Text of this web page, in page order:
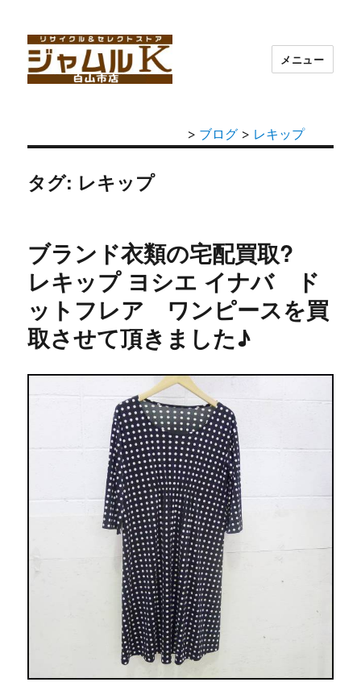
メニュー
> ブログ > レキップ
タグ: レキップ
ブランド衣類の宅配買取?
レキップ ヨシエ イナバ ド
ットフレア ワンピースを買
取させて頂きました♪